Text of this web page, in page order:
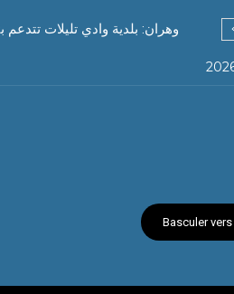
وهران: بلدية وادي تليلات تتدعم
Basculer